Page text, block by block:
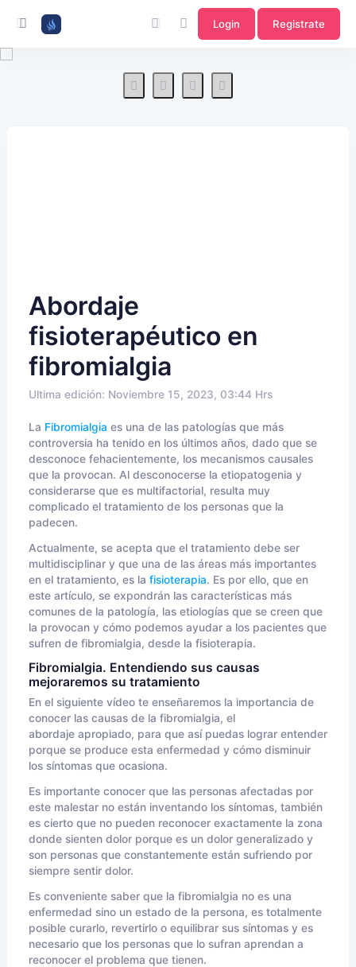
Login Registrate
Abordaje
fisioterapéutico en
fibromialgia
Ultima edición: Noviembre 15, 2023, 03:44 Hrs
La Fibromialgia es una de las patologías que más
controversia ha tenido en los últimos años, dado que se
desconoce fehacientemente, los mecanismos causales
que la provocan. Al desconocerse la etiopatogenia y
considerarse que es multifactorial, resulta muy
complicado el tratamiento de los personas que la
padecen.
Actualmente, se acepta que el tratamiento debe ser
multidisciplinar y que una de las áreas más importantes
en el tratamiento, es la fisioterapia. Es por ello, que en
este artículo, se expondrán las características más
comunes de la patología, las etiologías que se creen que
la provocan y cómo podemos ayudar a los pacientes que
sufren de fibromialgia, desde la fisioterapia.
Fibromialgia. Entendiendo sus causas
mejoraremos su tratamiento
En el siguiente vídeo te enseñaremos la importancia de
conocer las causas de la fibromialgia, el
abordaje apropiado, para que así puedas lograr entender
porque se produce esta enfermedad y cómo disminuir
los síntomas que ocasiona.
Es importante conocer que las personas afectadas por
este malestar no están inventando los síntomas, también
es cierto que no pueden reconocer exactamente la zona
donde sienten dolor porque es un dolor generalizado y
son personas que constantemente están sufriendo por
siempre sentir dolor.
Es conveniente saber que la fibromialgia no es una
enfermedad sino un estado de la persona, es totalmente
posible curarlo, revertirlo o equilibrar sus síntomas y es
necesario que los personas que lo sufran aprendan a
reconocer el problema que tienen.